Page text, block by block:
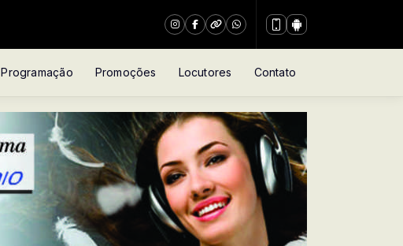
Programação Promoções Locutores Contato